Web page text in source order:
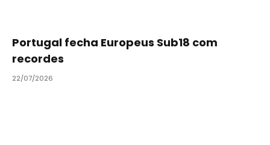
Portugal fecha Europeus Sub18 com
recordes
22/07/2026